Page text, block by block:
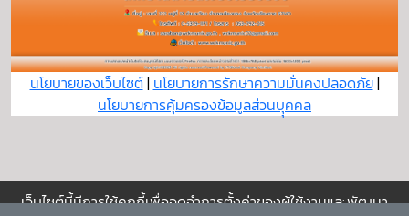
นโยบายของเว็บไซต์| นโยบายการรักษาความมั่นคงปลอดภัย|
นโยบายการคุ้มครองข้อมูลส่วนบุุคคล
เว็บไซต์นี้มีการใช้คุกกี้เพื่อจดจำการตั้งค่าของผู้ใช้งานและพัฒนา